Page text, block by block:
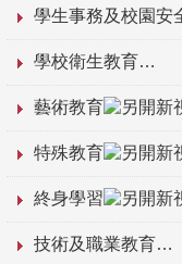
學生事務及校園安
學校衛生教育
藝術教育
特殊教育
終身學習
技術及職業教育